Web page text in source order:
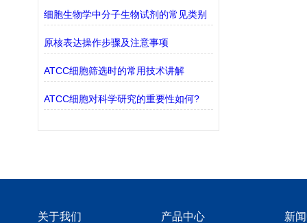
细胞生物学中分子生物试剂的常见类别
原核表达操作步骤及注意事项
ATCC细胞筛选时的常用技术讲解
ATCC细胞对科学研究的重要性如何?
关于我们 产品中心 新